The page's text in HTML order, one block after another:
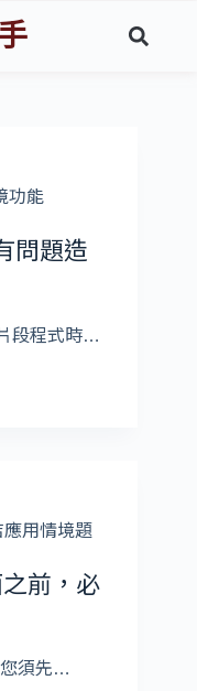
功能
問題造
段程式時…
應用情境題
前，必
您須先…